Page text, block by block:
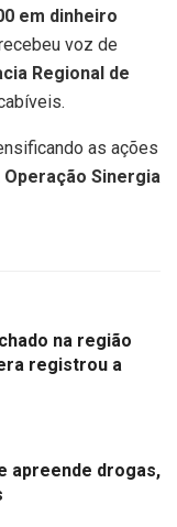
em dinheiro
voz de
Regional de
as ações
Operação Sinergia
na região
registrou a
apreende drogas,